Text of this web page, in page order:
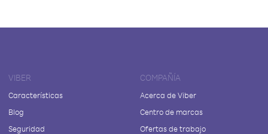
VIBER
Características
Blog
Seguridad
COMPAÑÍA
Acerca de Viber
Centro de marcas
Ofertas de trabajo